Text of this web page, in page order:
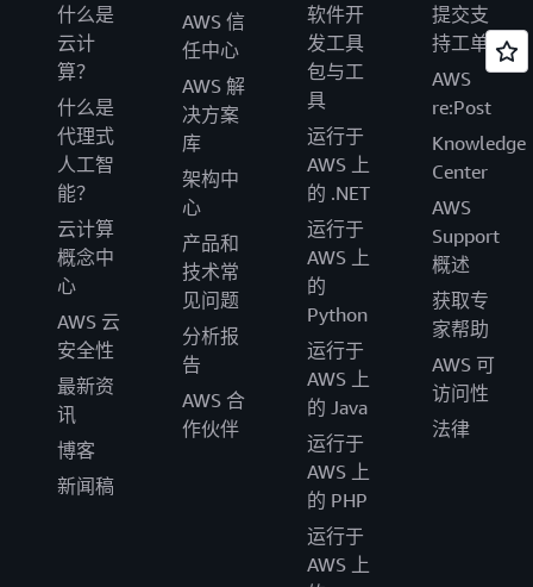
什么是
云计
算？
什么是
代理式
人工智
能？
云计算
概念中
心
AWS 云
安全性
最新资
讯
博客
新闻稿
AWS 信
任中心
AWS 解
决方案
库
架构中
心
产品和
技术常
见问题
分析报
告
AWS 合
作伙伴
软件开
发工具
包与工
具
运行于
AWS 上
的 .NET
运行于
AWS 上
的
Python
运行于
AWS 上
的 Java
运行于
AWS 上
的 PHP
运行于
AWS 上
提交支
持工单
AWS
re:Post
Knowledge
Center
AWS
Support
概述
获取专
家帮助
AWS 可
访问性
法律